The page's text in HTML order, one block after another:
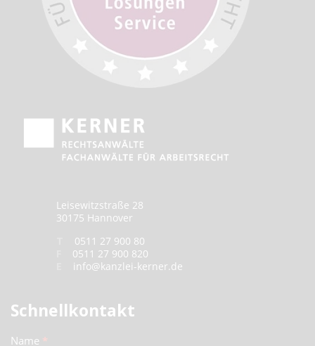
Leisewitzstraße 28
30175 Hannover
0511 27 900 80
0511 27 900 820
info@kanzlei-kerner.de
Schnellkontakt
Schnellkontakt
Name *